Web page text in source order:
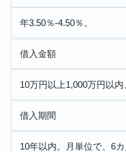
年3.50％-4.50％。
借入金額
10万円以上1,000万円以内
借入期間
10年以内。月単位で、6